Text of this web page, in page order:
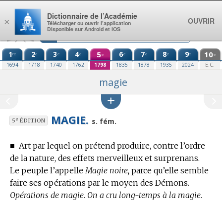
Aller au contenu
1re
1694
2e
1718
3e
1740
4e
1762
5e
1798
6e
1835
7e
1878
8e
1935
9e
2024
10e
E.C.
magie
5eÉDITION MAGIE. s. fém.
■ Art par lequel on prétend produire, contre l’ordre
de la nature, des effets merveilleux et surprenans.
Le peuple l’appelleMagie noire, parce qu’elle semble
faire ses opérations par le moyen des Démons.
Opérations de magie. On a cru long-temps à la magie.
×
Dictionnaire de l’Académie
Télécharger ou ouvrir l’application
Disponible sur Android et iOS
OUVRIR